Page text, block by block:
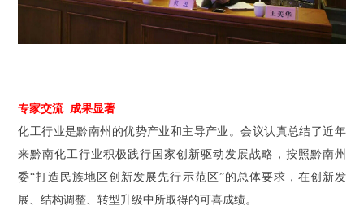
专家交流 成果显著
化工行业是黔南州的优势产业和主导产业。会议认真总结了近年
来黔南化工行业积极践行国家创新驱动发展战略，按照黔南州
委“打造民族地区创新发展先行示范区”的总体要求，在创新发
展、结构调整、转型升级中所取得的可喜成绩。